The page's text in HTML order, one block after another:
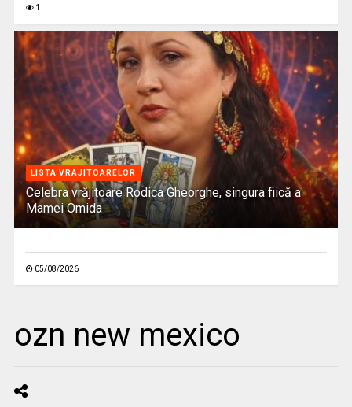
1
LISTA VRAJITOARELOR
Celebra vrăjitoare Rodica Gheorghe, singura fiică a
Mamei Omida
05/08/2026
ozn new mexico